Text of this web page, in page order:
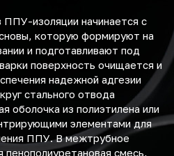
изоляции начинается с
которую формируют на
и подготавливают под
поверхность очищается и
надежной адгезии
стального отвода
оболочка из полиэтилена или
элементами для
ППУ. В межтрубное
пенополиуретановая смесь,